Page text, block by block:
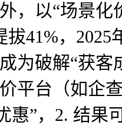
，以“场景
41%，
为破解“获
平台（如企
惠”，2. 结